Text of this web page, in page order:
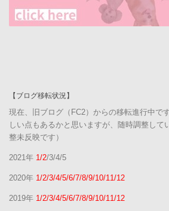
【ブログ移転状況】
現在、旧ブログ（FC2）からの移転進行中で
しい点もあるかと思いますが、随時調整して
整未反映です）
2021年 1/2/3/4/5
2020年 1/2/3/4/5/6/7/8/9/10/11/12
2019年 1/2/3/4/5/6/7/8/9/10/11/12